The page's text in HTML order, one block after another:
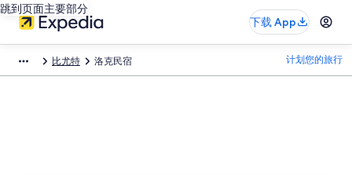
跳到页面主要部分
下载 App
比尤特 洛克民宿 计划您的旅行